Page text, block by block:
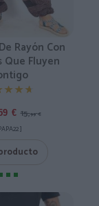
Rayón Con
Que Fluyen
€ 15,99 €
]